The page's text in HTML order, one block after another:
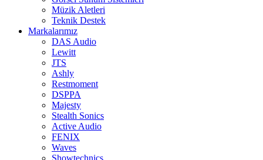
Müzik Aletleri
Teknik Destek
Markalarımız
DAS Audio
Lewitt
JTS
Ashly
Restmoment
DSPPA
Majesty
Stealth Sonics
Active Audio
FENIX
Waves
Showtechnics